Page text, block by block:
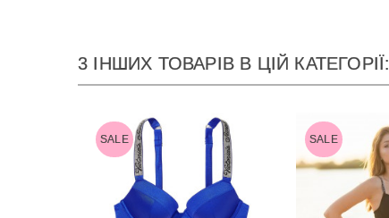
3 ІНШИХ ТОВАРІВ В ЦІЙ КАТЕГОРІЇ:
SALE SALE